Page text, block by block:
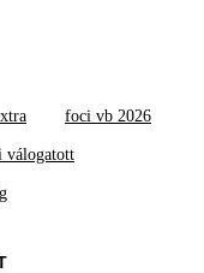
foci vb 2026
válogatott